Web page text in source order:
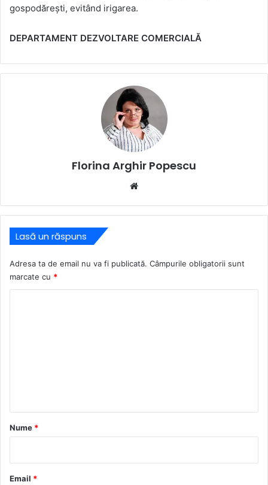
gospodărești, evitând irigarea.
DEPARTAMENT DEZVOLTARE COMERCIALĂ
Florina Arghir Popescu
Lasă un răspuns
Adresa ta de email nu va fi publicată. Câmpurile obligatorii sunt
marcate cu *
r
*
Nume *
Email *